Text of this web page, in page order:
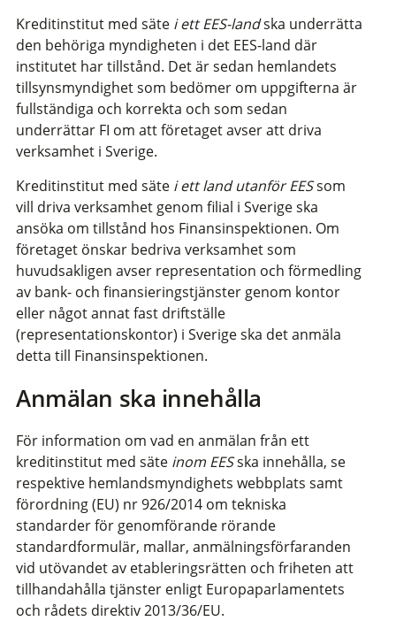
Kreditinstitut med säte i ett EES-landska underrätta
den behöriga myndigheten i det EES-land där
institutet har tillstånd. Det är sedan hemlandets
tillsynsmyndighet som bedömer om uppgifterna är
fullständiga och korrekta och som sedan
underrättar FI om att företaget avser att driva
verksamhet i Sverige.
Kreditinstitut med säte i ett land utanför EESsom
vill driva verksamhet genom filial i Sverige ska
ansöka om tillstånd hos Finansinspektionen. Om
företaget önskar bedriva verksamhet som
huvudsakligen avser representation och förmedling
av bank- och finansieringstjänster genom kontor
eller något annat fast driftställe
(representationskontor) i Sverige ska det anmäla
detta till Finansinspektionen.
Anmälan ska innehålla
För information om vad en anmälan från ett
kreditinstitut med säte inom EESska innehålla, se
respektive hemlandsmyndighets webbplats samt
förordning (EU) nr 926/2014 om tekniska
standarder för genomförande rörande
standardformulär, mallar, anmälningsförfaranden
vid utövandet av etableringsrätten och friheten att
tillhandahålla tjänster enligt Europaparlamentets
och rådets direktiv 2013/36/EU.